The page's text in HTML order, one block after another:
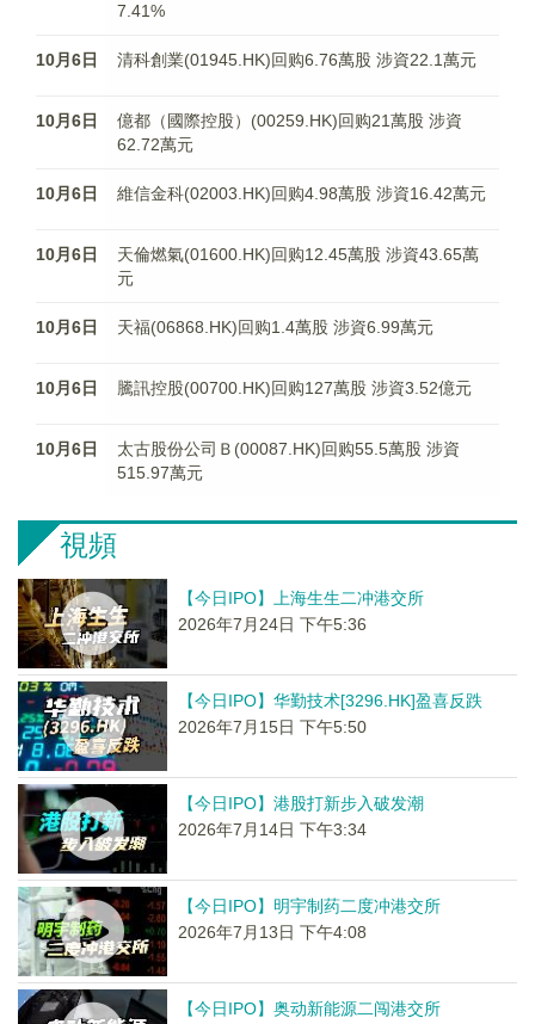
7.41%
10月6日 清科創業(01945.HK)回购6.76萬股 涉資22.1萬元
10月6日
億都（國際控股）(00259.HK)回购21萬股 涉資
62.72萬元
10月6日 維信金科(02003.HK)回购4.98萬股 涉資16.42萬元
10月6日
天倫燃氣(01600.HK)回购12.45萬股 涉資43.65萬
元
10月6日 天福(06868.HK)回购1.4萬股 涉資6.99萬元
10月6日 騰訊控股(00700.HK)回购127萬股 涉資3.52億元
10月6日
太古股份公司Ｂ(00087.HK)回购55.5萬股 涉資
515.97萬元
視頻
【今日IPO】上海生生二冲港交所
2026年7月24日 下午5:36
【今日IPO】华勤技术[3296.HK]盈喜反跌
2026年7月15日 下午5:50
【今日IPO】港股打新步入破发潮
2026年7月14日 下午3:34
【今日IPO】明宇制药二度冲港交所
2026年7月13日 下午4:08
【今日IPO】奥动新能源二闯港交所